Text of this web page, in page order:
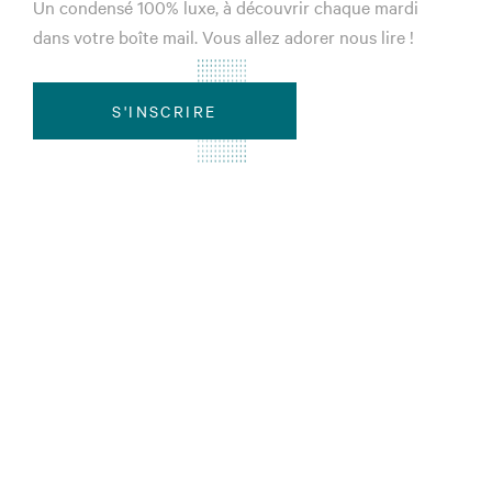
Un condensé 100% luxe, à découvrir chaque mardi
dans votre boîte mail. Vous allez adorer nous lire !
S'INSCRIRE